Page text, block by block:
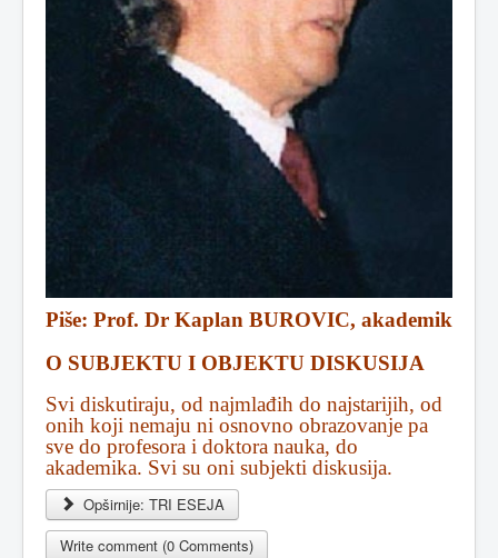
Piše: Prof. Dr Kaplan BUROVIC, akademik
O SUBJEKTU I OBJEKTU DISKUSIJA
Svi diskutiraju, od najmlađih do najstarijih, od
onih koji nemaju ni osnovno obrazovanje pa
sve do profesora i doktora nauka, do
akademika. Svi su oni subjekti diskusija.
Opširnije: TRI ESEJA
Write comment (0 Comments)